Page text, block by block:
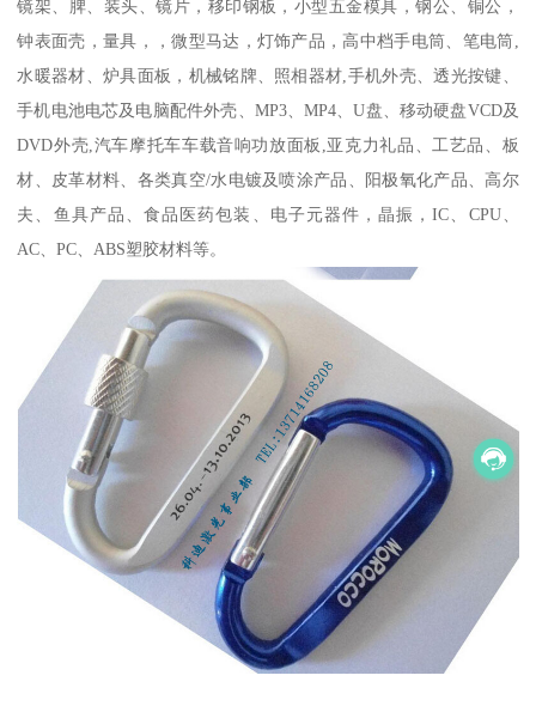
镜架、脾、装头、镜片，移印钢板，小型五金模具，钢公、铜公，
钟表面壳，量具，，微型马达，灯饰产品，高中档手电筒、笔电筒,
水暖器材、炉具面板，机械铭牌、照相器材,手机外壳、透光按键、
手机电池电芯及电脑配件外壳、MP3、MP4、U盘、移动硬盘VCD及
DVD外壳,汽车摩托车车载音响功放面板,亚克力礼品、工艺品、板
材、皮革材料、各类真空/水电镀及喷涂产品、阳极氧化产品、高尔
夫、鱼具产品、食品医药包装、电子元器件，晶振，IC、CPU、
AC、PC、ABS塑胶材料等。